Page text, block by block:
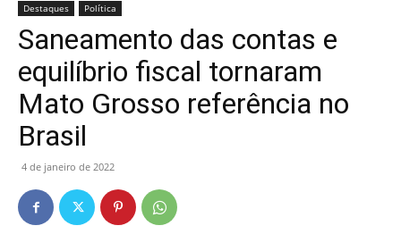
Destaques Política
Saneamento das contas e
equilíbrio fiscal tornaram
Mato Grosso referência no
Brasil
4 de janeiro de 2022